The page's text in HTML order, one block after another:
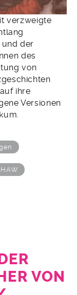
verzweigte
der
des
von
ihre
Versionen
HAW
VON